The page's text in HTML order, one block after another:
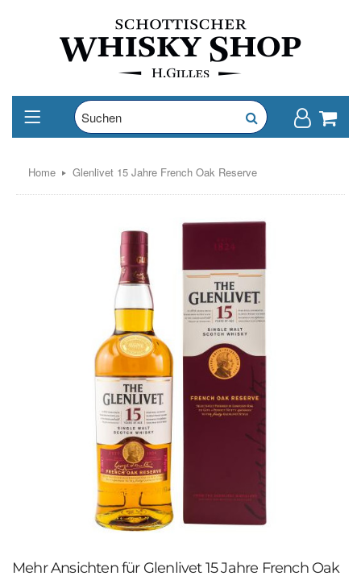
Home Glenlivet 15 Jahre French Oak Reserve
Mehr Ansichten für Glenlivet 15 Jahre French Oak